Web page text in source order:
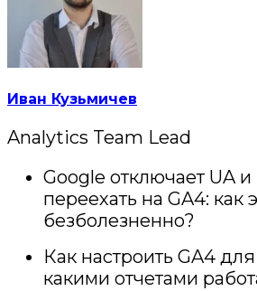
Иван Кузьмичев
Analytics Team Lead
Google отключает UA
переехать на GA4: как
безболезненно?
Как настроить GA4
какими отчетами